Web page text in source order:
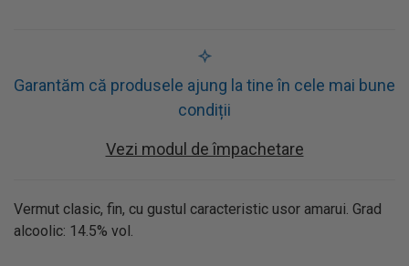
Garantăm că produsele ajung la tine în cele mai bune
condiții
Vezi modul de împachetare
Vermut clasic, fin, cu gustul caracteristic usor amarui. Grad
alcoolic: 14.5% vol.